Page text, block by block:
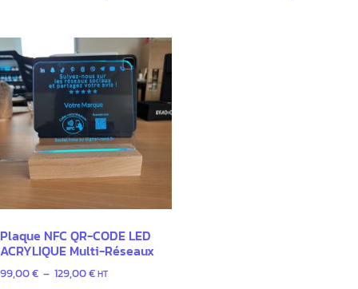
Plaque NFC QR-CODE LED
ACRYLIQUE Multi-Réseaux
99,00€ – 129,00€HT